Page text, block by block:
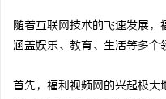
随着互联网技术的飞速发展
涵盖娱乐、教育、生活等多个
首先，福利视频网的兴起极大